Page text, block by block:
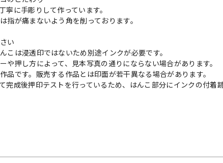
寧に手彫りして作っています。
指が痛まないよう角を削っております。
い
こは浸透印ではないため別途インクが必要です。
や押し方によって、見本写真の通りにならない場合があります。
品です。販売する作品とは印面が若干異なる場合があります。
完成後押印テストを行っているため、はんこ部分にインクの付